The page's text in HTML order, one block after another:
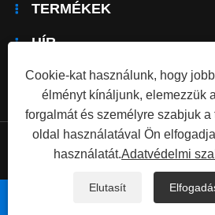
TERMÉKEK
HÍR
LÉPJEN KAPCSOLATBA
Links | Sitemap | RSS | XML |
Copyright © 2026 Tangshan
Products Co., Ltd. Minden
Cookie-kat használunk, hogy
élményt kínáljunk, elemezzük
forgalmát és személyre szabjuk a
oldal használatával Ön
használatát.Adatvédelmi
Elutasít